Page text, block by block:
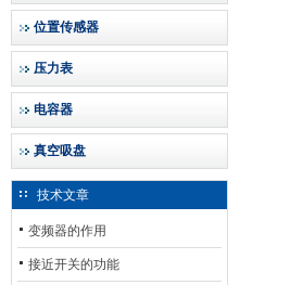
位置传感器
压力表
电容器
真空吸盘
技术文章
变频器的作用
接近开关的功能